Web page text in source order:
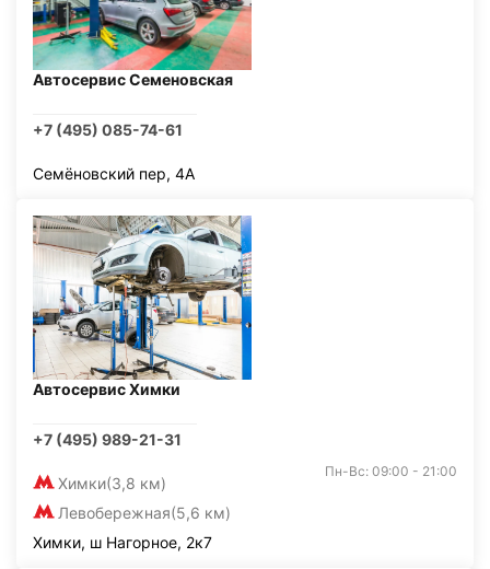
Автосервис Семеновская
+7 (495) 085-74-61
Семёновский пер, 4А
Автосервис Химки
+7 (495) 989-21-31
Химки(3,8 км)
Левобережная(5,6 км)
Пн-Вс: 09:00 - 21:00
Химки, ш Нагорное, 2к7